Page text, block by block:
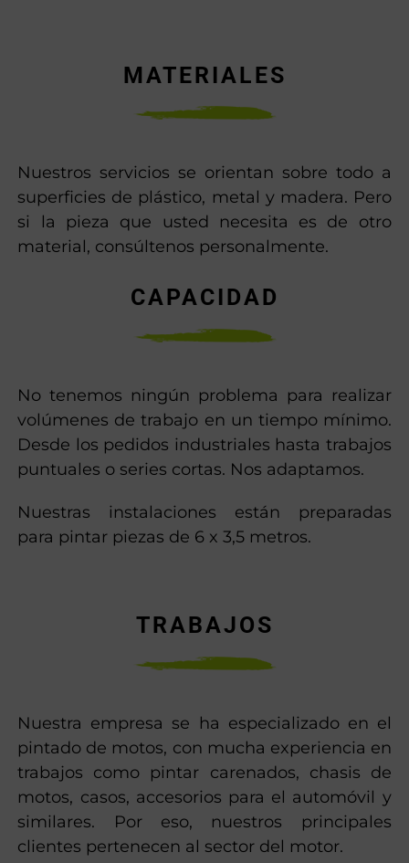
MATERIALES
Nuestros servicios se orientan sobre todo a
superficies de plástico, metal y madera. Pero
si la pieza que usted necesita es de otro
material, consúltenos personalmente.
CAPACIDAD
No tenemos ningún problema para realizar
volúmenes de trabajo en un tiempo mínimo.
Desde los pedidos industriales hasta trabajos
puntuales o series cortas. Nos adaptamos.
Nuestras instalaciones están preparadas
para pintar piezas de 6 x 3,5 metros.
TRABAJOS
Nuestra empresa se ha especializado en el
pintado de motos, con mucha experiencia en
trabajos como pintar carenados, chasis de
motos, casos, accesorios para el automóvil y
similares. Por eso, nuestros principales
clientes pertenecen al sector del motor.